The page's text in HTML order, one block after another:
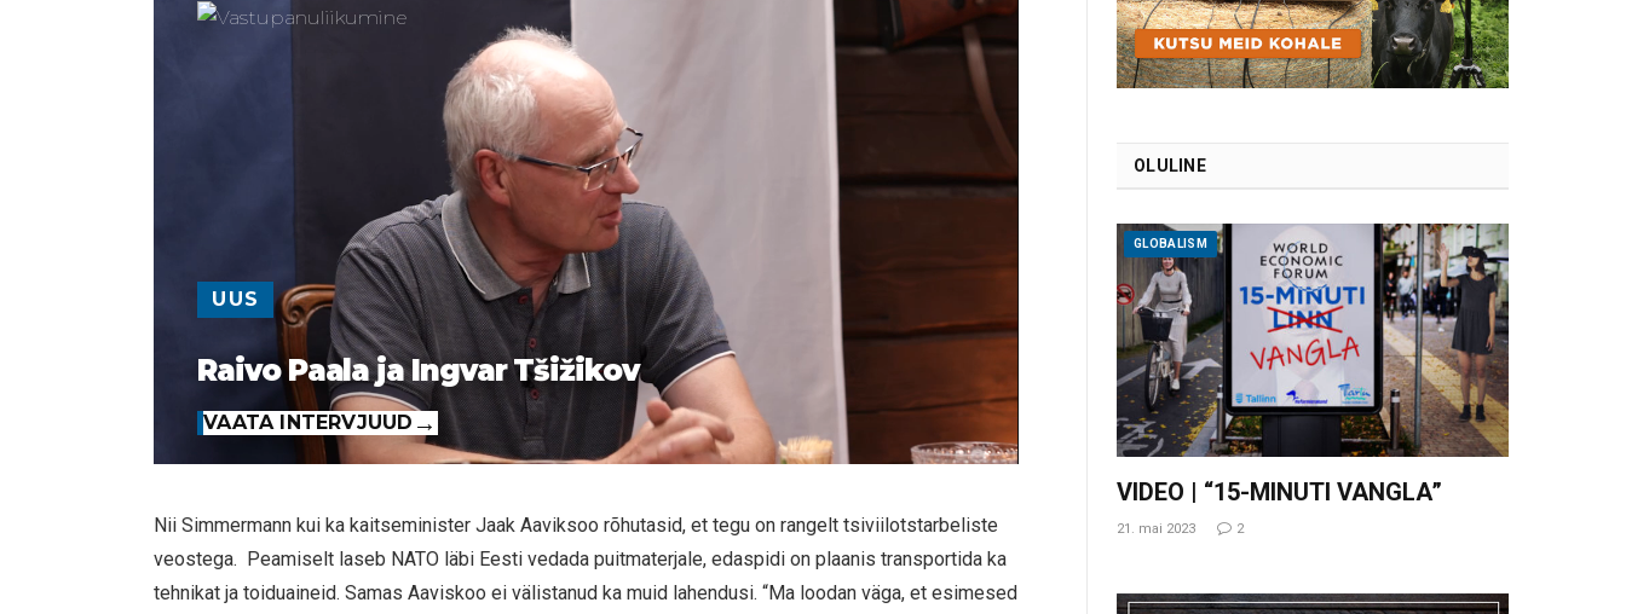
UUS
Raivo Paala ja Ingvar Tšižikov
VAATA INTERVJUUD
Nii Simmermann kui ka kaitseminister Jaak Aaviksoo rõhutasid, et tegu on rangelt tsiviilotstarbeliste
veostega. Peamiselt laseb NATO läbi Eesti vedada puitmaterjale, edaspidi on plaanis transportida ka
tehnikat ja toiduaineid. Samas Aaviskoo ei välistanud ka muid lahendusi. “Ma loodan väga, et esimesed
OLULINE
GLOBALISM
VIDEO | “15-MINUTI VANGLA”
21. mai 2023 2